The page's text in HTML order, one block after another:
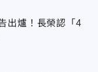
出爐！長榮認「4